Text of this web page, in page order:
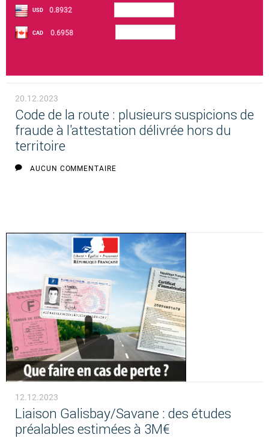
USD 0.8932
CAD 0.6958
20.12.2023
Code de la route : plusieurs suspicions de
fraude à l'attestation délivrée hors du
territoire
AUCUN COMMENTAIRE
12.12.2023
Liaison Galisbay/Savane : des études
préalables estimées à 3M€